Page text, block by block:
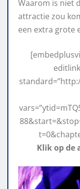
Waarom is niet
attractie zou
een extra grote
Klik op de